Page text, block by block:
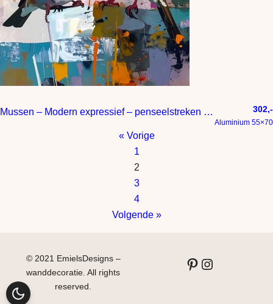
Mussen – Modern expressief – penseelstreken en abstracte kleurige vlakken 302,-
Aluminium 55×70
« Vorige
1
2
3
4
Volgende »
© 2021 EmielsDesigns –
wanddecoratie. All rights
reserved.
Pinterest Instagram